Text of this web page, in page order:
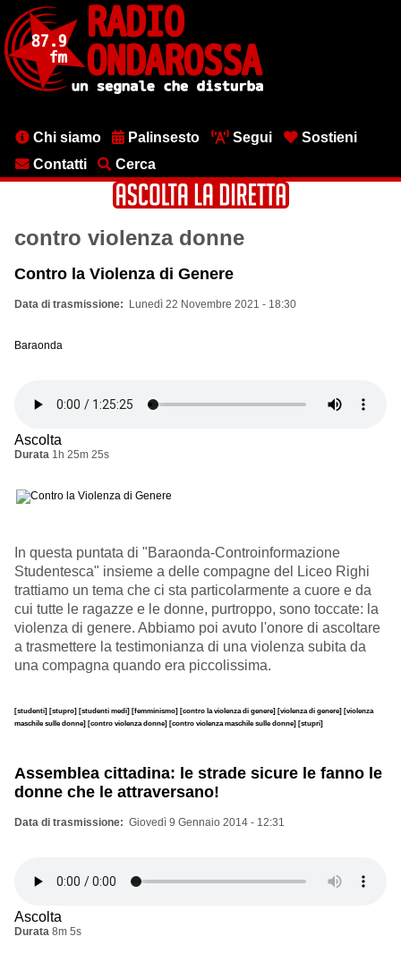
contenuto
principale
MenuChi siamo Palinsesto Segui
Sostieni
Contatti
Cerca
contro violenza donne
Contro la Violenza di Genere
Data di trasmissione Lunedì 22 Novembre 2021 - 18:30
Baraonda
Ascolta
Durata 1h 25m 25s
In questa puntata di "Baraonda-Controinformazione
Studentesca" insieme a delle compagne del Liceo Righi
trattiamo un tema che ci sta particolarmente a cuore e da
cui tutte le ragazze e le donne, purtroppo, sono toccate: la
violenza di genere. Abbiamo poi avuto l'onore di ascoltare
a trasmettere la testimonianza di una violenza subita da
una compagna quando era piccolissima.
[studenti] [stupro] [studenti medi] [femminismo] [contro la violenza di genere] [violenza di genere] [violenza
maschile sulle donne] [contro violenza donne] [contro violenza maschile sulle donne] [stupri]
Assemblea cittadina: le strade sicure le fanno le
donne che le attraversano!
Data di trasmissione Giovedì 9 Gennaio 2014 - 12:31
Ascolta
Durata 8m 5s